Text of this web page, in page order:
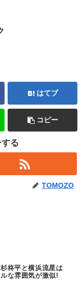
はてブ
コピー
る
TOMOZO
杉柊平と横浜流星は
な雰囲気が激似!